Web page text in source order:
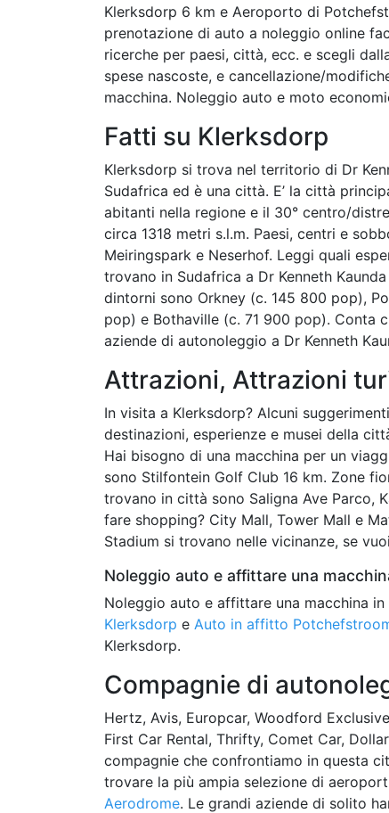
Klerksdorp 6 km e Aeroporto di
prenotazione di auto a noleggio online
ricerche per paesi, città, ecc. e scegli
spese nascoste, e cancellazione/
macchina. Noleggio auto e moto
Fatti su Klerksdorp
Klerksdorp si trova nel territorio di Dr
Sudafrica ed è una città. E’ la città
abitanti nella regione e il 30° centro/
circa 1318 metri s.l.m. Paesi, centri e
Meiringspark e Neserhof. Leggi quali
trovano in Sudafrica a Dr Kenneth
dintorni sono Orkney (c. 145 800 pop),
pop) e Bothaville (c. 71 900 pop). Conta
aziende di autonoleggio a Dr Kenneth
Attrazioni, Attrazioni
In visita a Klerksdorp? Alcuni
destinazioni, esperienze e musei della
Hai bisogno di una macchina per un
sono Stilfontein Golf Club 16 km. Zone
trovano in città sono Saligna Ave Parco,
fare shopping? City Mall, Tower Mall e
Stadium si trovano nelle vicinanze, se
Noleggio auto e affittare una
Noleggio auto e affittare una macchina
Klerksdorp e Auto in affitto
Klerksdorp.
Compagnie di
Hertz, Avis, Europcar, Woodford
First Car Rental, Thrifty, Comet Car,
compagnie che confrontiamo in questa
trovare la più ampia selezione di
Aerodrome. Le grandi aziende di solito